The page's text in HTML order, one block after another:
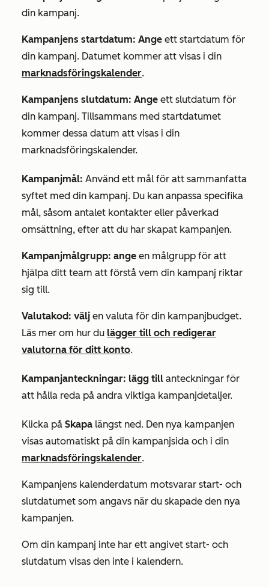
din kampanj.
Kampanjens startdatum: Ange ett startdatum för
din kampanj. Datumet kommer att visas i din
marknadsföringskalender.
Kampanjens slutdatum: Ange ett slutdatum för
din kampanj. Tillsammans med startdatumet
kommer dessa datum att visas i din
marknadsföringskalender.
Kampanjmål: Använd ett mål för att sammanfatta
syftet med din kampanj. Du kan anpassa specifika
mål, såsom antalet kontakter eller påverkad
omsättning, efter att du har skapat kampanjen.
Kampanjmålgrupp: ange en målgrupp för att
hjälpa ditt team att förstå vem din kampanj riktar
sig till.
Valutakod: välj en valuta för din kampanjbudget.
Läs mer om hur du lägger till och redigerar
valutorna för ditt konto.
Kampanjanteckningar: lägg till anteckningar för
att hålla reda på andra viktiga kampanjdetaljer.
Klicka på Skapa längst ned. Den nya kampanjen
visas automatiskt på din kampanjsida och i din
marknadsföringskalender.
Kampanjens kalenderdatum motsvarar start- och
slutdatumet som angavs när du skapade den nya
kampanjen.
Om din kampanj inte har ett angivet start- och
slutdatum visas den inte i kalendern.